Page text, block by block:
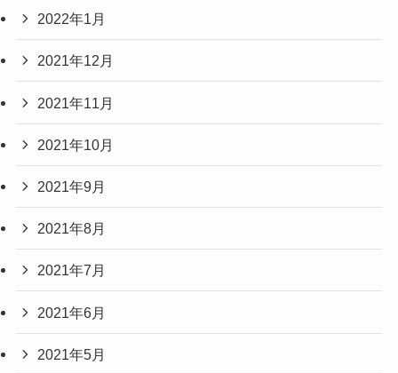
2022年1月
2021年12月
2021年11月
2021年10月
2021年9月
2021年8月
2021年7月
2021年6月
2021年5月